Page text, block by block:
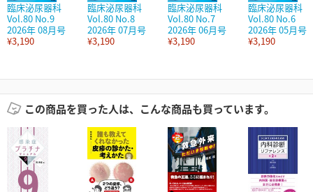
臨床泌尿器科
Vol.80 No.9
2026年 08月号
¥3,190
臨床泌尿器科
Vol.80 No.8
2026年 07月号
¥3,190
臨床泌尿器科
Vol.80 No.7
2026年 06月号
¥3,190
臨床泌尿器科
Vol.80 No.6
2026年 05月号
¥3,190
この商品を買った人は、こんな商品も買っています。